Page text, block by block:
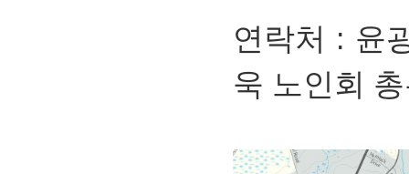
연락처 : 윤
욱 노인회